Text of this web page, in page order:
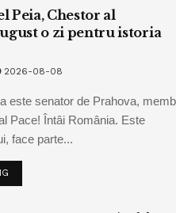
Peia, Chestor al
o zi pentru istoria
2026-08-08
este senator de Prahova,
Pace! Întâi România. Este
face parte...